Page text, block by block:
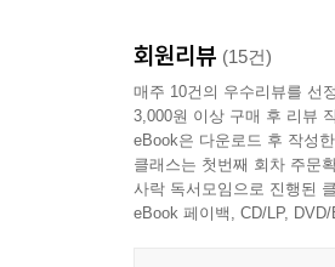
F1을 그저 자동차 레이
바뀌는 ‘포뮬러(규정)’
리버티 미디어의 새로운
책은 단 0.01초를 단축
수많은 비극적 사고를
전략 등 F1이라는 비즈
회원리뷰 (15건)
매주 10건의 우수리뷰를 선
3,000원 이상 구매 후 리뷰
eBook은 다운로드 후 작성
클래스는 첫번째 회차 주문
사락 독서모임으로 진행된
eBook 페이백, CD/LP,